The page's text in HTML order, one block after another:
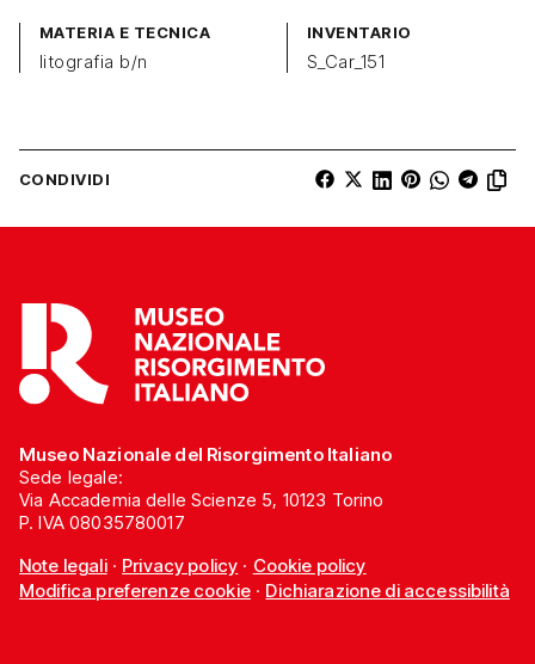
MATERIA E TECNICA
litografia b/n
INVENTARIO
S_Car_151
CONDIVIDI
Museo Nazionale del Risorgimento Italiano
Sede legale:
Via Accademia delle Scienze 5, 10123 Torino
P. IVA 08035780017
Note legali· Privacy policy · Cookie policy
Modifica preferenze cookie· Dichiarazione di accessibilità